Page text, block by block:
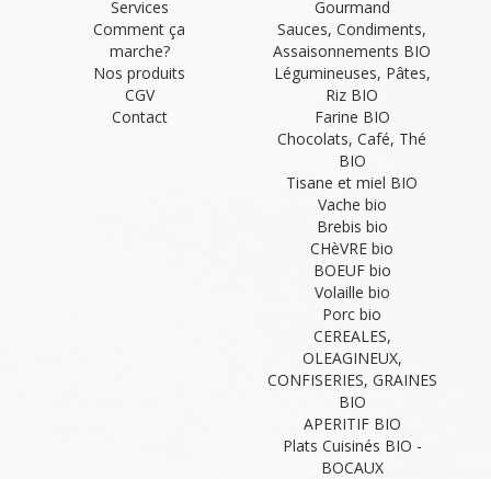
Services
Comment ça
marche?
Nos produits
CGV
Contact
Gourmand
Sauces, Condiments,
Assaisonnements BIO
Légumineuses, Pâtes,
Riz BIO
Farine BIO
Chocolats, Café, Thé
BIO
Tisane et miel BIO
Vache bio
Brebis bio
CHèVRE bio
BOEUF bio
Volaille bio
Porc bio
CEREALES,
OLEAGINEUX,
CONFISERIES, GRAINES
BIO
APERITIF BIO
Plats Cuisinés BIO -
BOCAUX